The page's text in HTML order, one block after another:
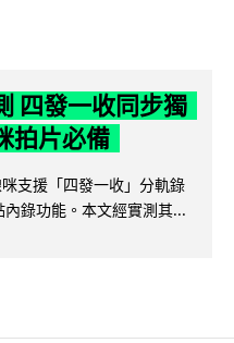
四發一收同步獨
拍片必備
支援「四發一收」分軌錄
錄功能。本文經實測其...